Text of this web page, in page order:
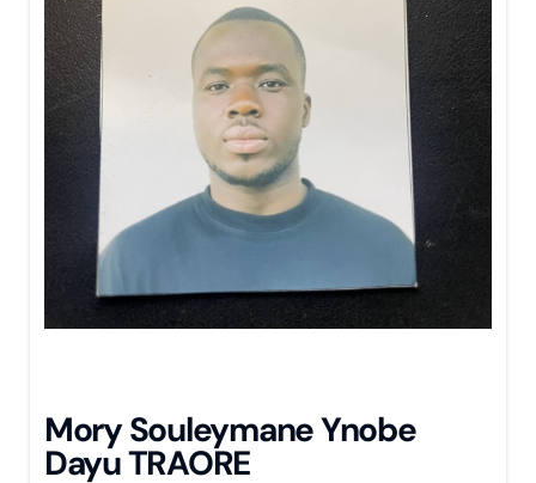
Mory Souleymane Ynobe
Dayu TRAORE